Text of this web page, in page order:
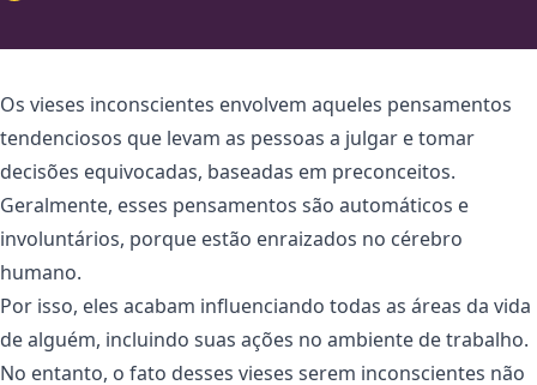
Os vieses inconscientes envolvem aqueles pensamentos
tendenciosos que levam as pessoas a julgar e tomar
decisões equivocadas, baseadas em preconceitos.
Geralmente, esses pensamentos são automáticos e
involuntários, porque estão enraizados no cérebro
humano.
Por isso, eles acabam influenciando todas as áreas da vida
de alguém, incluindo suas ações no ambiente de trabalho.
No entanto, o fato desses vieses serem inconscientes não